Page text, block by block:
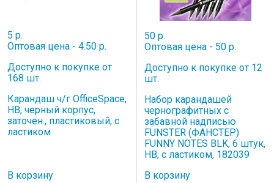
5 р.
Оптовая цена - 4.50 р.
Доступно к покупке от
168 шт.
Карандаш ч/г OfficeSpace,
HB, черный корпус,
заточен., пластиковый, с
ластиком
В корзину
50 р.
Оптовая цена - 50 р.
Доступно к покупке от 12
шт.
Набор карандашей
чернографитных c
забавной надписью
FUNSTER (ФАНСТЕР)
FUNNY NOTES BLK, 6 штук,
HB, с ластиком, 182039
В корзину